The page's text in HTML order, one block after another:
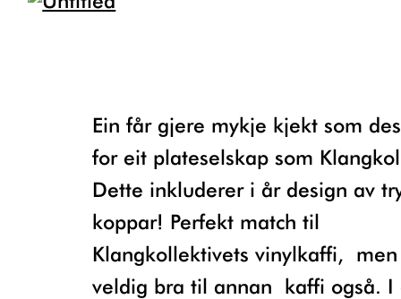
Ein får gjere mykje kjekt som designar
for eit plateselskap som
Dette inkluderer i år design av
koppar! Perfekt match til
Klangkollektivets vinylkaffi, men
veldig bra til annan kaffi også. I